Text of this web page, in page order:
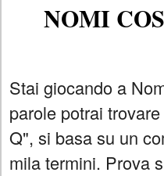
NOMI
Stai giocando a
parole potrai
Q", si basa su un
mila termini. Prova